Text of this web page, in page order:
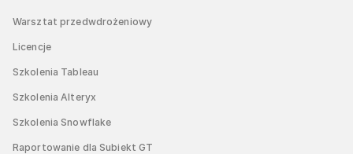
Warsztat przedwdrożeniowy
Licencje
Szkolenia Tableau
Szkolenia Alteryx
Szkolenia Snowflake
Raportowanie dla Subiekt GT